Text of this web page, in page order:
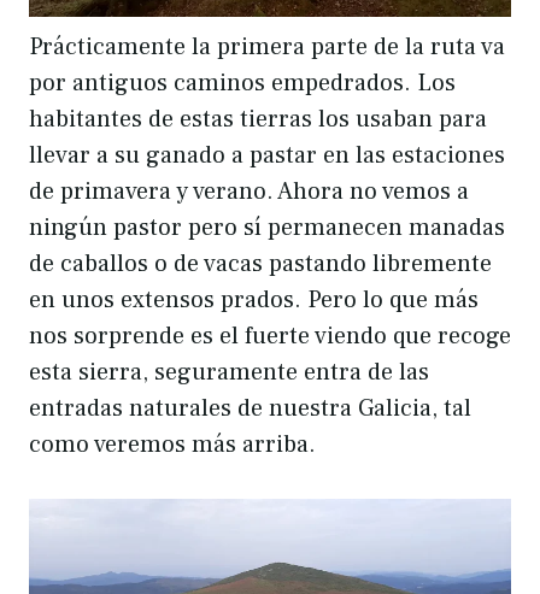
Prácticamente la primera parte de la ruta va
por antiguos caminos empedrados. Los
habitantes de estas tierras los usaban para
llevar a su ganado a pastar en las estaciones
de primavera y verano. Ahora no vemos a
ningún pastor pero sí permanecen manadas
de caballos o de vacas pastando libremente
en unos extensos prados. Pero lo que más
nos sorprende es el fuerte viendo que recoge
esta sierra, seguramente entra de las
entradas naturales de nuestra Galicia, tal
como veremos más arriba.